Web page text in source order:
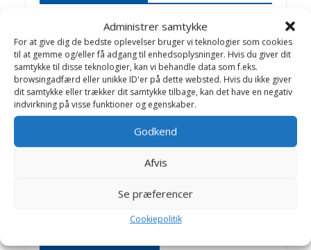
Administrer samtykke
For at give dig de bedste oplevelser bruger vi teknologier som cookies
til at gemme og/eller få adgang til enhedsoplysninger. Hvis du giver dit
samtykke til disse teknologier, kan vi behandle data som f.eks.
browsingadfærd eller unikke ID'er på dette websted. Hvis du ikke giver
dit samtykke eller trækker dit samtykke tilbage, kan det have en negativ
indvirkning på visse funktioner og egenskaber.
Godkend
Afvis
Se præferencer
Cookiepolitik
Birthe Valling & Jens
Bakkegaard
Dyrlæge Birthe Valling: Til dagligt
arbejder Birthe sammen med dygtige
kolleger på Helsinge Dyreklinik.
Hillerød Dyrehospital og Helsinge
mange spændende opgaver, -som